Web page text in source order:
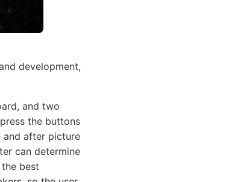
development,
and two
the buttons
and after picture
can determine
best